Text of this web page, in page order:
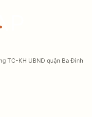
TC-KH UBND quận Ba Đình